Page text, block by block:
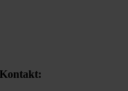
Kontakt: